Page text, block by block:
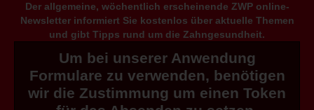
Der allgemeine, wöchentlich erscheinende ZWP online-
Newsletter informiert Sie kostenlos über aktuelle Themen
und gibt Tipps rund um die Zahngesundheit.
Um bei unserer Anwendung
Formulare zu verwenden, benötigen
wir die Zustimmung um einen Token